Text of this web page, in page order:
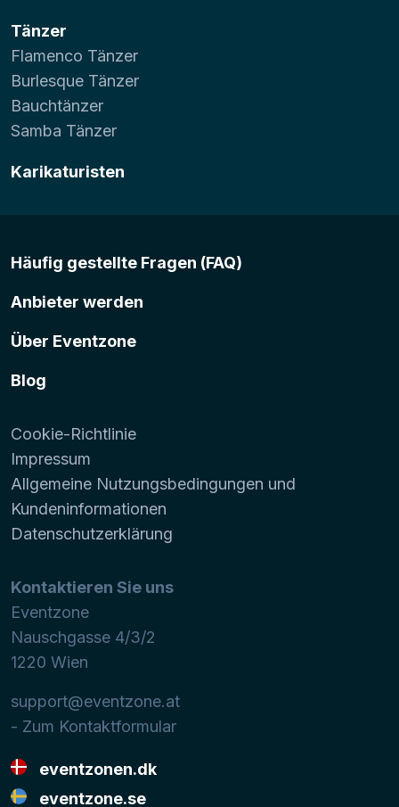
Tänzer
Flamenco Tänzer
Burlesque Tänzer
Bauchtänzer
Samba Tänzer
Karikaturisten
Häufig gestellte Fragen (FAQ)
Anbieter werden
Über Eventzone
Blog
Cookie-Richtlinie
Impressum
Allgemeine Nutzungsbedingungen und
Kundeninformationen
Datenschutzerklärung
Kontaktieren Sie uns
Eventzone
Nauschgasse 4/3/2
1220 Wien
support@eventzone.at
- Zum Kontaktformular
eventzonen.dk
eventzone.se